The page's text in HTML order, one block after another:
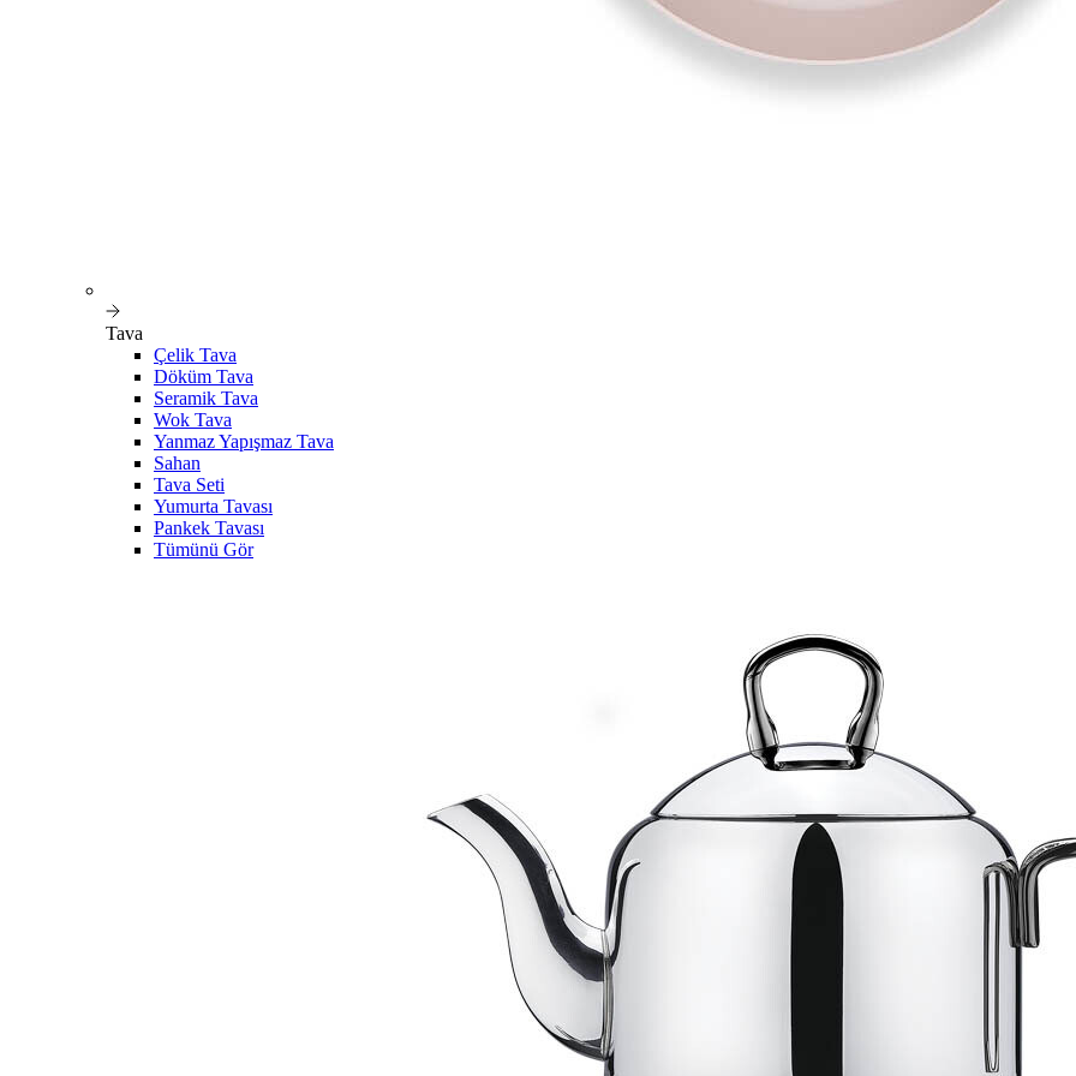
Tava
Çelik Tava
Döküm Tava
Seramik Tava
Wok Tava
Yanmaz Yapışmaz Tava
Sahan
Tava Seti
Yumurta Tavası
Pankek Tavası
Tümünü Gör